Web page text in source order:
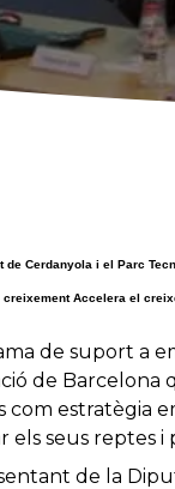
de Cerdanyola i el Parc
Accelera el
de suport a
de Barcelona
com estratègia
els seus reptes
de la